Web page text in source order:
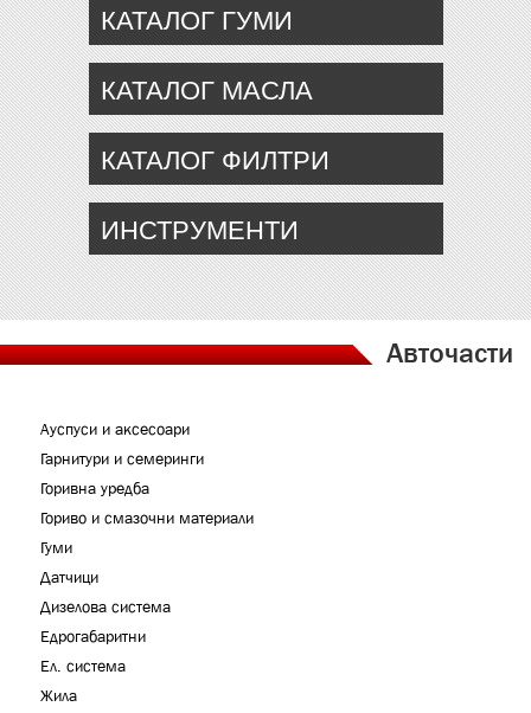
КАТАЛОГ ГУМИ
КАТАЛОГ МАСЛА
КАТАЛОГ ФИЛТРИ
ИНСТРУМЕНТИ
Авточасти
Ауспуси и аксесоари
Гарнитури и семеринги
Горивна уредба
Гориво и смазочни материали
Гуми
Датчици
Дизелова система
Едрогабаритни
Ел. система
Жила